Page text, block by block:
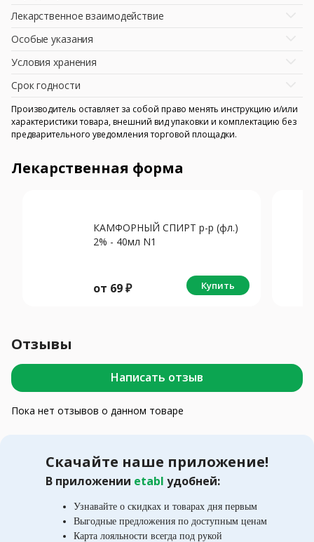
Лекарственное взаимодействие
Особые указания
Условия хранения
Срок годности
Производитель оставляет за собой право менять инструкцию и/или
характеристики товара, внешний вид упаковки и комплектацию без
предварительного уведомления торговой площадки.
Лекарственная форма
КАМФОРНЫЙ СПИРТ р-р (фл.)
2% - 40мл N1
от 69₽ Купить
Отзывы
Написать отзыв
Пока нет отзывов о данном товаре
Скачайте наше приложение!
В приложении etabl удобней:
Узнавайте о скидках и товарах дня первым
Выгодные предложения по доступным ценам
Карта лояльности всегда под рукой